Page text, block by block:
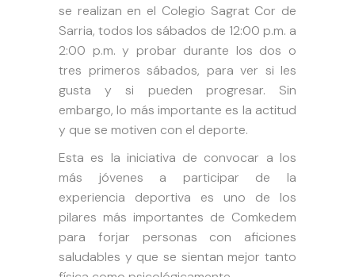
se realizan en el Colegio Sagrat Cor de
Sarria, todos los sábados de 12:00 p.m. a
2:00 p.m. y probar durante los dos o
tres primeros sábados, para ver si les
gusta y si pueden progresar. Sin
embargo, lo más importante es la actitud
y que se motiven con el deporte.
Esta es la iniciativa de convocar a los
más jóvenes a participar de la
experiencia deportiva es uno de los
pilares más importantes de Comkedem
para forjar personas con aficiones
saludables y que se sientan mejor tanto